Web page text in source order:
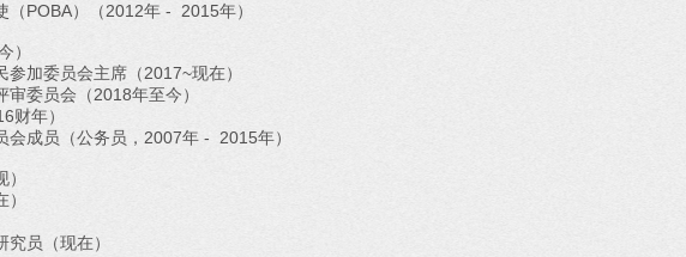
POBA）（2012年 - 2015年）
）
加委员会主席（2017~现在）
委员会（2018年至今）
财年）
会成员（公务员，2007年 - 2015年）
员（现在）